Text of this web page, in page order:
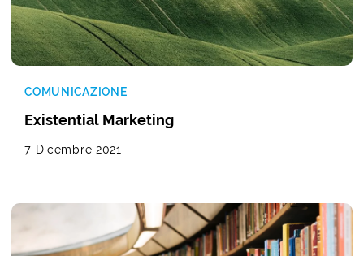
COMUNICAZIONE
Existential Marketing
7 Dicembre 2021